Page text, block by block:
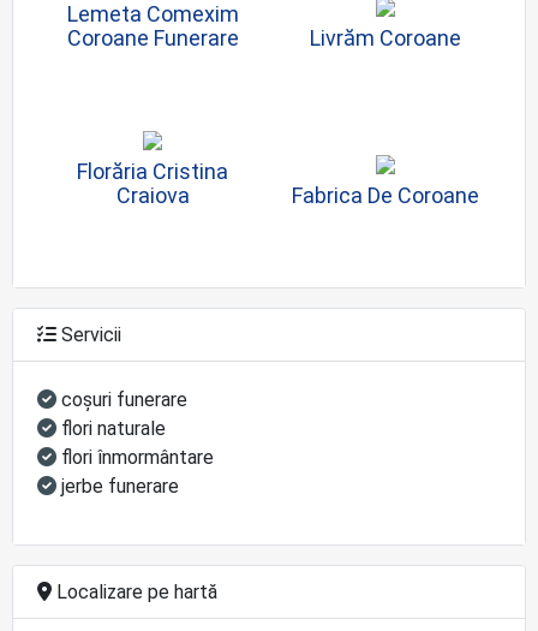
Lemeta Comexim
Coroane Funerare
Livrăm Coroane
Florăria Cristina
Craiova
Fabrica De Coroane
Servicii
coşuri funerare
flori naturale
flori înmormântare
jerbe funerare
Localizare pe hartă